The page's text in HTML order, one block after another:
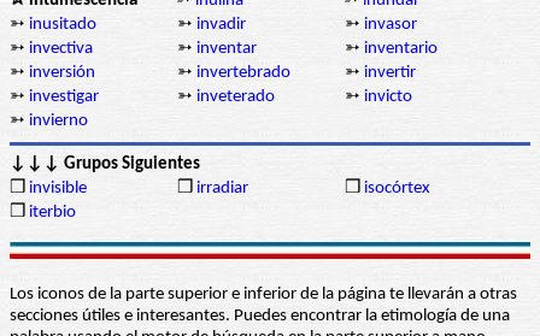
➳ inusitado ➳ invadir ➳ invasor
➳ invectiva ➳ inventar ➳ inventario
➳ inversión ➳ invertebrado ➳ invertir
➳ investigar ➳ inveterado ➳ invicto
➳ invierno
↓↓↓ Grupos Siguientes
❒ invisible ❒ irradiar ❒ isocórtex
❒ iterbio
Los iconos de la parte superior e inferior de la página te llevarán a otras
secciones útiles e interesantes. Puedes encontrar la etimología de una